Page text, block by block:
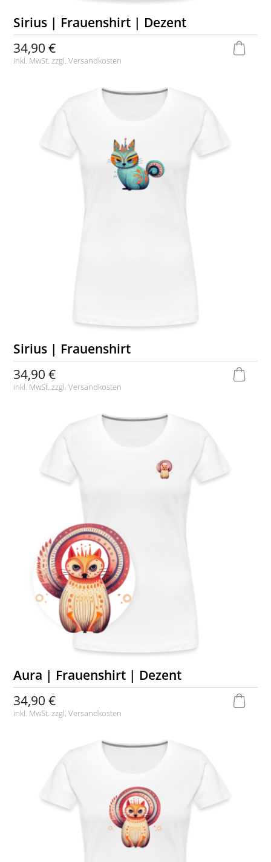
Sirius | Frauenshirt | Dezent
34,90 €
inkl. MwSt. zzgl.Versandkosten
Sirius | Frauenshirt
34,90 €
inkl. MwSt. zzgl.Versandkosten
Aura | Frauenshirt | Dezent
34,90 €
inkl. MwSt. zzgl.Versandkosten